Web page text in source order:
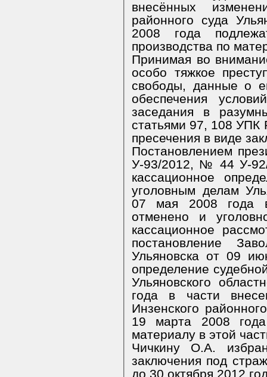
внесённых
районного суда
2008 года
производства по
Принимая во
особо тяжкое
свободы, данные о
обеспечения
заседания в
статьями 97, 108
пресечения в виде
Постановлением
У-93/2012, № 44 У-92/
кассационное
уголовным делам
07 мая 2008 года
отменено и
кассационное
постановление
Ульяновска от 09
определение
Ульяновского
года в части
Инзенского
19 марта 2008
материалу в этой
Чичкину О.А.
заключения под
до 30 октября 2012